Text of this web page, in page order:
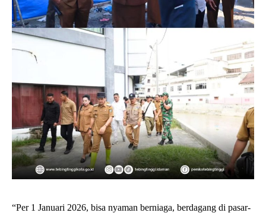
“Per 1 Januari 2026, bisa nyaman berniaga, berdagang di pasar-